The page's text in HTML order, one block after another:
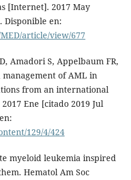
[Internet]. 2017 May
Disponible en:
article/view/677
Amadori S, Appelbaum FR,
management of AML in
from an international
Ene [citado 2019 Jul
129/4/424
myeloid leukemia inspired
Hematol Am Soc